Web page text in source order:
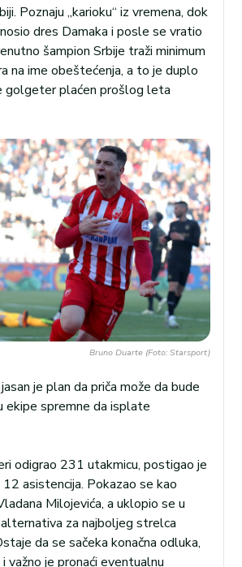
Poznaju „karioku“ iz vremena, dok
dres Damaka i posle se vratio
šampion Srbije traži minimum
na ime obeštećenja, a to je duplo
golgeter plaćen prošlog leta
Bruno Duarte (Foto: Starsport)
je plan da priča može da bude
ekipe spremne da isplate
odigrao 231 utakmicu, postigao je
asistencija. Pokazao se kao
Milojevića, a uklopio se u
za najboljeg strelca
da se sačeka konačna odluka,
važno je pronaći eventualnu